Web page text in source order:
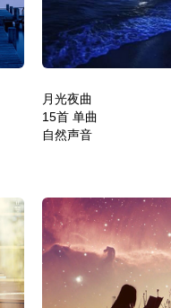
月光夜曲
15首 单曲
自然声音